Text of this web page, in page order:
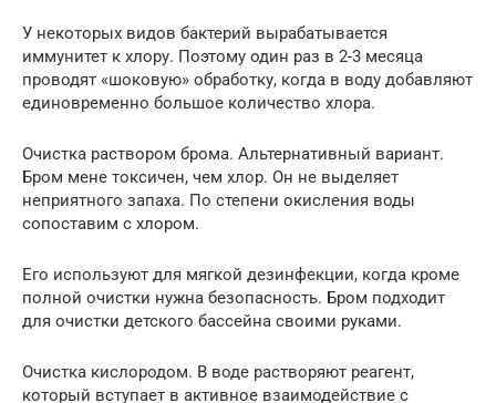
У некоторых видов бактерий вырабатывается
иммунитет к хлору. Поэтому один раз в 2-3 месяца
проводят «шоковую» обработку, когда в воду добавляют
единовременно большое количество хлора.
Очистка раствором брома. Альтернативный вариант.
Бром мене токсичен, чем хлор. Он не выделяет
неприятного запаха. По степени окисления воды
сопоставим с хлором.
Его используют для мягкой дезинфекции, когда кроме
полной очистки нужна безопасность. Бром подходит
для очистки детского бассейна своими руками.
Очистка кислородом. В воде растворяют реагент,
который вступает в активное взаимодействие с